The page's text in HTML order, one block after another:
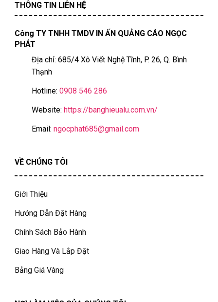
THÔNG TIN LIÊN HỆ
Công TY TNHH TMDV IN ẤN QUẢNG CÁO NGỌC
PHÁT
Địa chỉ: 685/4 Xô Viết Nghệ Tĩnh, P. 26, Q. Bình
Thạnh
Hotline: 0908 546 286
Website: https://banghieualu.com.vn/
Email: ngocphat685@gmail.com
VỀ CHÚNG TÔI
Giới Thiệu
Hướng Dẫn Đặt Hàng
Chính Sách Bảo Hành
Giao Hàng Và Lắp Đặt
Bảng Giá Vàng